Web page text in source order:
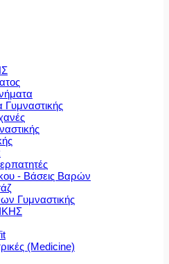
Γυμναστικής
- Βάσεις Βαρών
Γυμναστικής
(Medicine)